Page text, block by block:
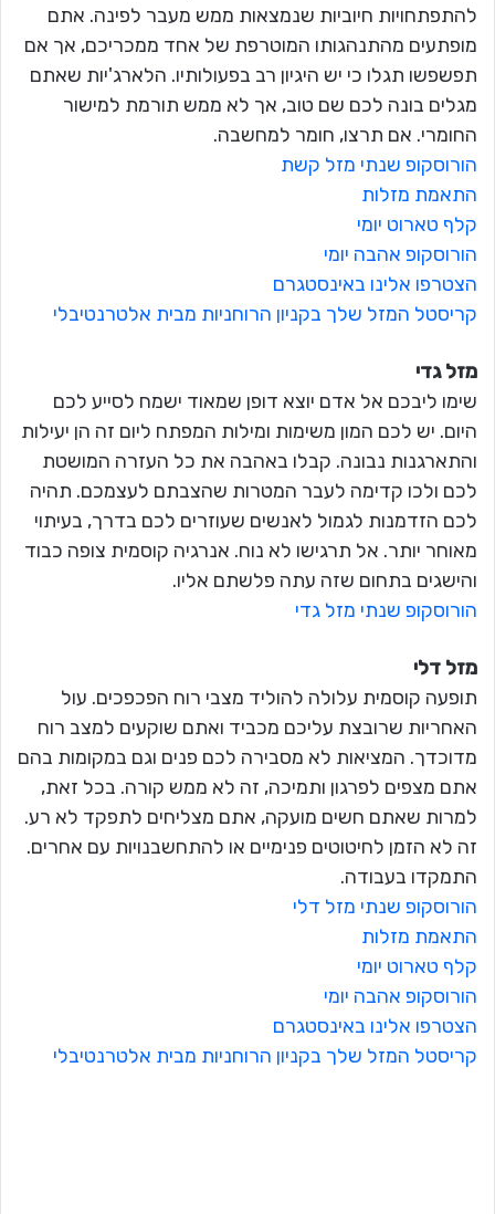
להתפתחויות חיוביות שנמצאות ממש מעבר לפינה. אתם
מופתעים מהתנהגותו המוטרפת של אחד ממכריכם, אך אם
תפשפשו תגלו כי יש היגיון רב בפעולותיו. הלארג'יות שאתם
מגלים בונה לכם שם טוב, אך לא ממש תורמת למישור
החומרי. אם תרצו, חומר למחשבה.
הורוסקופ שנתי מזל קשת
התאמת מזלות
קלף טארוט יומי
הורוסקופ אהבה יומי
הצטרפו אלינו באינסטגרם
קריסטל המזל שלך בקניון הרוחניות מבית אלטרנטיבלי
מזל גדי
שימו ליבכם אל אדם יוצא דופן שמאוד ישמח לסייע לכם
היום. יש לכם המון משימות ומילות המפתח ליום זה הן יעילות
והתארגנות נבונה. קבלו באהבה את כל העזרה המושטת
לכם ולכו קדימה לעבר המטרות שהצבתם לעצמכם. תהיה
לכם הזדמנות לגמול לאנשים שעוזרים לכם בדרך, בעיתוי
מאוחר יותר. אל תרגישו לא נוח. אנרגיה קוסמית צופה כבוד
והישגים בתחום שזה עתה פלשתם אליו.
הורוסקופ שנתי מזל גדי
מזל דלי
תופעה קוסמית עלולה להוליד מצבי רוח הפכפכים. עול
האחריות שרובצת עליכם מכביד ואתם שוקעים למצב רוח
מדוכדך. המציאות לא מסבירה לכם פנים וגם במקומות בהם
אתם מצפים לפרגון ותמיכה, זה לא ממש קורה. בכל זאת,
למרות שאתם חשים מועקה, אתם מצליחים לתפקד לא רע.
זה לא הזמן לחיטוטים פנימיים או להתחשבנויות עם אחרים.
התמקדו בעבודה.
הורוסקופ שנתי מזל דלי
התאמת מזלות
קלף טארוט יומי
הורוסקופ אהבה יומי
הצטרפו אלינו באינסטגרם
קריסטל המזל שלך בקניון הרוחניות מבית אלטרנטיבלי